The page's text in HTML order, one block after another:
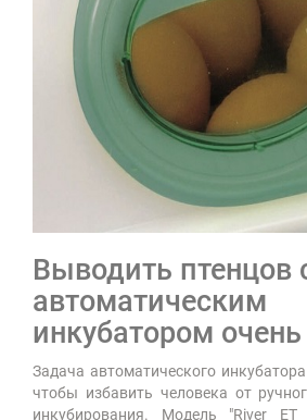
Выводить птенцов
автоматическим
инкубатором
Задача автоматического
чтобы избавить человека от
инкубирования. Модель "River